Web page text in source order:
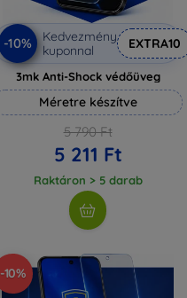
-10%
Kedvezmény
kuponnal
EXTRA10
3mk Anti-Shock védőüveg
Méretre készítve
5 790 Ft
5 211 Ft
Raktáron > 5 darab
-10%